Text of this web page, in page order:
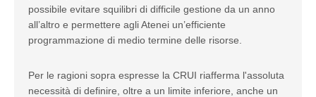
possibile evitare squilibri di difficile gestione da un anno
all’altro e permettere agli Atenei un’efficiente
programmazione di medio termine delle risorse.
Per le ragioni sopra espresse la CRUI riafferma l'assoluta
necessità di definire, oltre a un limite inferiore, anche un